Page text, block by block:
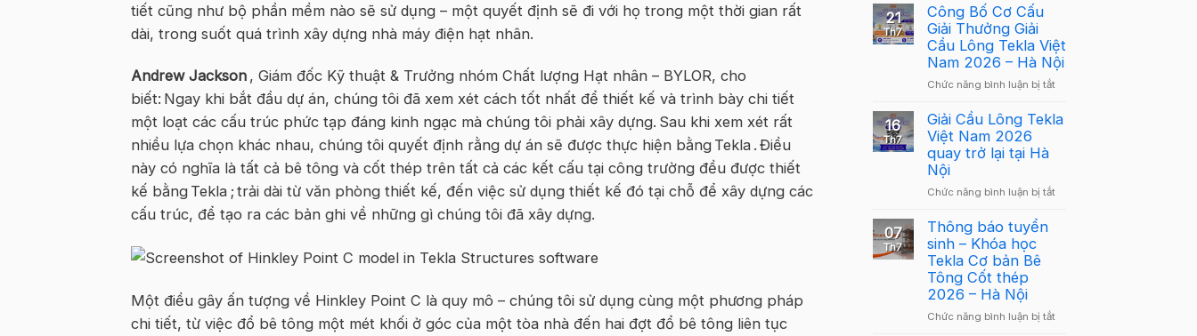
tiết cũng như bộ phần mềm nào sẽ sử dụng – một quyết định sẽ đi với họ trong một thời gian rất
dài, trong suốt quá trình xây dựng nhà máy điện hạt nhân.
Andrew Jackson , Giám đốc Kỹ thuật & Trưởng nhóm Chất lượng Hạt nhân – BYLOR, cho
biết: Ngay khi bắt đầu dự án, chúng tôi đã xem xét cách tốt nhất để thiết kế và trình bày chi tiết
một loạt các cấu trúc phức tạp đáng kinh ngạc mà chúng tôi phải xây dựng. Sau khi xem xét rất
nhiều lựa chọn khác nhau, chúng tôi quyết định rằng dự án sẽ được thực hiện bằng Tekla . Điều
này có nghĩa là tất cả bê tông và cốt thép trên tất cả các kết cấu tại công trường đều được thiết
kế bằng Tekla ; trải dài từ văn phòng thiết kế, đến việc sử dụng thiết kế đó tại chỗ để xây dựng các
cấu trúc, để tạo ra các bản ghi về những gì chúng tôi đã xây dựng.
Một điều gây ấn tượng về Hinkley Point C là quy mô – chúng tôi sử dụng cùng một phương pháp
chi tiết, từ việc đổ bê tông một mét khối ở góc của một tòa nhà đến hai đợt đổ bê tông liên tục
Carbon
–
Hướng
dẫn
dụng
21
Th7
Công Bố Cơ Cấu
Giải Thưởng Giải
Cầu Lông Tekla Việt
Nam 2026 – Hà Nội
Chức năng bình luận bị tắtở
Bố
Giải
Hà
16
Th7
Giải Cầu Lông Tekla
Việt Nam 2026
quay trở lại tại Hà
Nội
Chức năng bình luận bị tắtở
quay
07
Th7
Thông báo tuyển
sinh – Khóa học
Tekla Cơ bản Bê
Tông Cốt thép
2026 – Hà Nội
Chức năng bình luận bị tắtở